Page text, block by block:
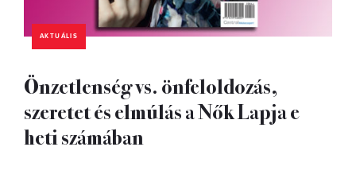
AKTUÁLIS
Önzetlenség vs. önfeloldozás,
szeretet és elmúlás a Nők Lapja e
heti számában